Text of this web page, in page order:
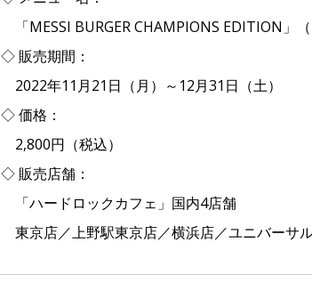
「MESSI BURGER CHAMPIONS EDITION」
◇ 販売期間：
2022年11月21日（月）～12月31日（土）
◇ 価格：
2,800円（税込）
◇ 販売店舗：
「ハードロックカフェ」国内4店舗
東京店／上野駅東京店／横浜店／ユニバーサ